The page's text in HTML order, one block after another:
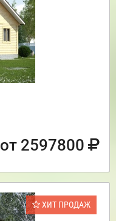
от 2597800
ХИТ ПРОДАЖ